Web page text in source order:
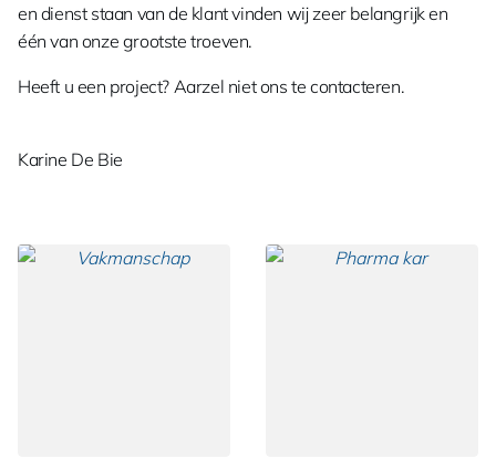
en dienst staan van de klant vinden wij zeer belangrijk en
één van onze grootste troeven.
Heeft u een project? Aarzel niet ons te contacteren.
Karine De Bie